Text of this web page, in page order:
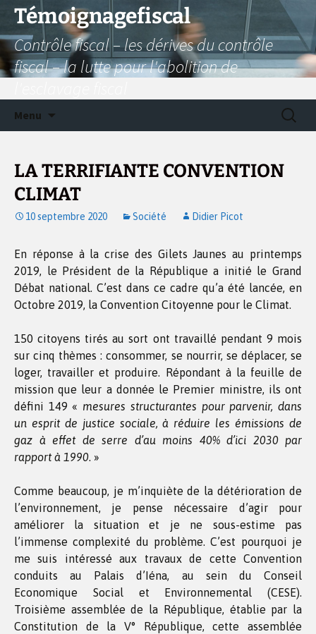
Aller
contenu
Témoignagefiscal
Contrôle fiscal – les dérives du contrôle
fiscal – la lutte pour l'abolition de
Menu
LA TERRIFIANTE CONVENTION
CLIMAT
10 septembre 2020 Société Didier Picot
En réponse à la crise des Gilets Jaunes au printemps
2019, le Président de la République a initié le Grand
Débat national. C’est dans ce cadre qu’a été lancée, en
Octobre 2019, la Convention Citoyenne pour le Climat.
150 citoyens tirés au sort ont travaillé pendant 9 mois
sur cinq thèmes : consommer, se nourrir, se déplacer, se
loger, travailler et produire. Répondant à la feuille de
mission que leur a donnée le Premier ministre, ils ont
défini 149 « mesures structurantes pour parvenir, dans
un esprit de justice sociale, à réduire les émissions de
gaz à effet de serre d’au moins 40% d’ici 2030 par
rapport à 1990. »
Comme beaucoup, je m’inquiète de la détérioration de
l’environnement, je pense nécessaire d’agir pour
améliorer la situation et je ne sous-estime pas
l’immense complexité du problème. C’est pourquoi je
me suis intéressé aux travaux de cette Convention
conduits au Palais d’Iéna, au sein du Conseil
Economique Social et Environnemental (CESE).
Troisième assemblée de la République, établie par la
Constitution de la V° République, cette assemblée